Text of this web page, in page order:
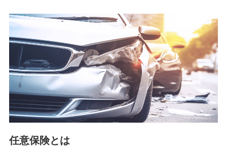
【共同して利用される利用データの項目】
当社又は株式会社NTTドコモがサービス提供等を通じて取得
した、以下の情報などの個人データ
基本情報
氏名、電話番号、メールアドレス、お客さまの識別子、
属性、連絡先、dポイントサービスのご利用に関する情
報。例として、dポイントカード番号、性別、年齢、家族
構成、住所、dポイント残高、dポイント利用履歴などが
含まれます。
当社又は株式会社NTTドコモが提供する各種サービスな
任意保険とは